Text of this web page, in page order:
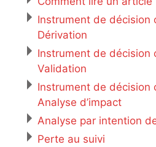
Instrument de décision
Dérivation
Instrument de décision
Validation
Instrument de décision
Analyse d’impact
Analyse par intention
Perte au suivi